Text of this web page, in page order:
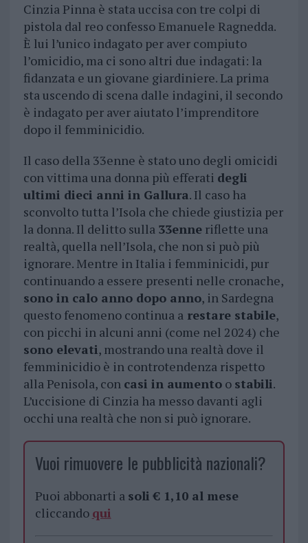
Cinzia Pinna è stata uccisa con tre colpi di
pistola dal reo confesso Emanuele Ragnedda.
È lui l’unico indagato per aver compiuto
l’omicidio, ma ci sono altri due indagati: la
fidanzata e un giovane giardiniere. La prima
sta uscendo di scena dalle indagini, il secondo
è indagato per aver aiutato l’imprenditore
dopo il femminicidio.
Il caso della 33enne è stato uno degli omicidi
con vittima una donna più efferati degli
ultimi dieci anni in Gallura. Il caso ha
sconvolto tutta l’Isola che chiede giustizia per
la donna. Il delitto sulla 33enneriflette una
realtà, quella nell’Isola, che non si può più
ignorare. Mentre in Italia i femminicidi, pur
continuando a essere presenti nelle cronache,
sono in calo anno dopo anno, in Sardegna
questo fenomeno continua arestare stabile,
con picchi in alcuni anni (come nel 2024) che
sono elevati, mostrando una realtà dove il
femminicidio è in controtendenza rispetto
alla Penisola, con casi in aumentoo stabili.
L’uccisione di Cinzia ha messo davanti agli
occhi una realtà che non si può ignorare.
Vuoi rimuovere le pubblicità nazionali?
Puoi abbonarti a soli € 1,10 al mese
cliccando qui